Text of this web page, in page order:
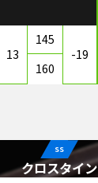
13
145
-19
160
SS
クロスタイン